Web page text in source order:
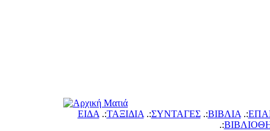
ΕΙΔΑ .:ΤΑΞΙΔΙΑ .:ΣΥΝΤΑΓΕΣ.:ΙΒΛΙΑ .:
.: